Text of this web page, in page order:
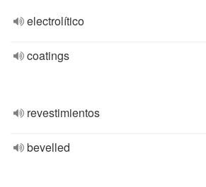
electrolítico
coatings
revestimientos
bevelled